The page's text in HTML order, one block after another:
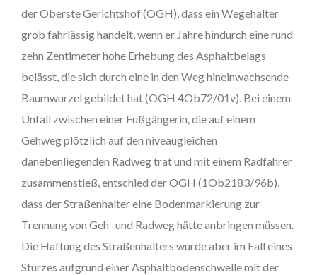
der Oberste Gerichtshof (OGH), dass ein Wegehalter
grob fahrlässig handelt, wenn er Jahre hindurch eine rund
zehn Zentimeter hohe Erhebung des Asphaltbelags
belässt, die sich durch eine in den Weg hineinwachsende
Baumwurzel gebildet hat (OGH 4Ob72/01v). Bei einem
Unfall zwischen einer Fußgängerin, die auf einem
Gehweg plötzlich auf den niveaugleichen
danebenliegenden Radweg trat und mit einem Radfahrer
zusammenstieß, entschied der OGH (1Ob2183/96b),
dass der Straßenhalter eine Bodenmarkierung zur
Trennung von Geh- und Radweg hätte anbringen müssen.
Die Haftung des Straßenhalters wurde aber im Fall eines
Sturzes aufgrund einer Asphaltbodenschwelle mit der